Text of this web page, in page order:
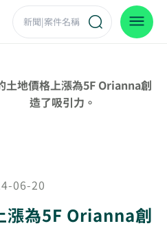
土地價格上漲為5F Orianna創
造了吸引力。
06-20
漲為5F Orianna創